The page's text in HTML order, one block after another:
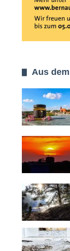
Aus